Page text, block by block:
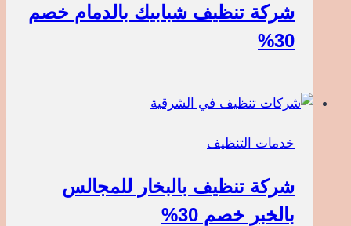
شركة تنظيف شبابيك بالدمام خصم
30%
خدمات التنظيف
شركة تنظيف بالبخار للمجالس
بالخبر خصم 30%